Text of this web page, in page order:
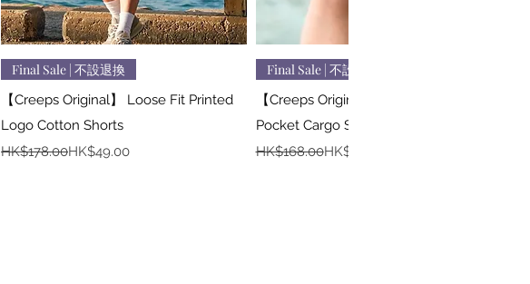
快速瀏覽
Final Sale | 不設退換
【Creeps Original】 Loose Fit Printed
Logo Cotton Shorts
一般價格
HK$178.00
促銷價格 HK$49.00
Final Sale | 不設退換
【Creeps Original】 Nylon Lightweight
Pocket Cargo Shorts
一般價格
HK$168.00
促銷價格 HK$68.00